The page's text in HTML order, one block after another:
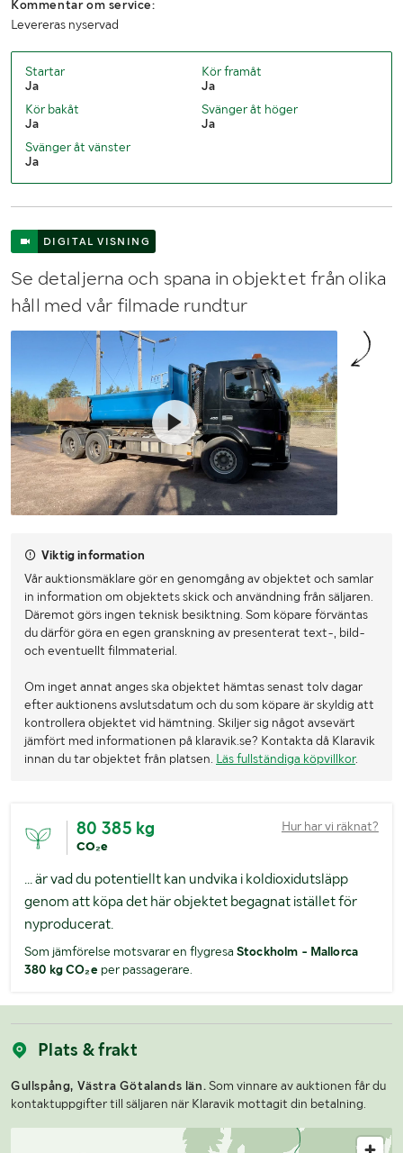
Max lastvikt (kg)
Tillåten lastvikt (kg) 14350
Max släpvagnsvikt (kg)
Max sammanlagd bruttovikt (kg)
Längd (mm)
Kopplingsavstånd (mm)
Axelavstånd max 4300 / 1370
Kommentar om service:
Levereras nyservad
Startar
Ja
Kör framåt
Ja
Kör bakåt
Ja
Svänger åt höger
Ja
Svänger åt vänster
Ja
DIGITAL VISNING
Se detaljerna och spana in objektet från olika
håll med vår filmade rundtur
Viktig information
Vår auktionsmäklare gör en genomgång av objektet och samlar
in information om objektets skick och användning från säljaren.
Däremot görs ingen teknisk besiktning. Som köpare förväntas
du därför göra en egen granskning av presenterat text-, bild-
och eventuellt filmmaterial.
Om inget annat anges ska objektet hämtas senast tolv dagar
efter auktionens avslutsdatum och du som köpare är skyldig att
kontrollera objektet vid hämtning. Skiljer sig något avsevärt
jämfört med informationen på klaravik.se? Kontakta då Klaravik
innan du tar objektet från platsen. Läs fullständiga köpvillkor.
80 385 kg
CO₂e
Hur har vi räknat?
... är vad du potentiellt kan undvika i koldioxidutsläpp
genom att köpa det här objektet begagnat istället för
nyproducerat.
Som jämförelse motsvarar en flygresa Stockholm - Mallorca
380 kg CO₂eper passagerare.
Plats & frakt
Gullspång, Västra Götalands län. Som vinnare av auktionen får du
kontaktuppgifter till säljaren när Klaravik mottagit din betalning.